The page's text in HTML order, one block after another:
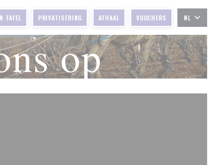
TAFEL PRIVATISERING AFHAAL VOUCHERS NL
op